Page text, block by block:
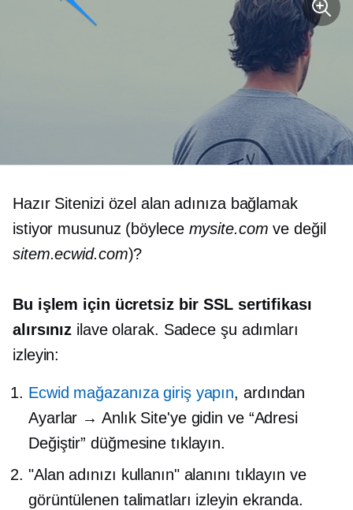
Hazır Sitenizi özel alan adınıza bağlamak
istiyor musunuz (böylece mysite.com ve değil
sitem.ecwid.com)?
Bu işlem için ücretsiz bir SSL sertifikası
alırsınız ilave olarak. Sadece şu adımları
izleyin:
Ecwid mağazanıza giriş yapın, ardından
Ayarlar → Anlık Site'ye gidin ve “Adresi
Değiştir” düğmesine tıklayın.
"Alan adınızı kullanın" alanını tıklayın ve
görüntülenen talimatları izleyin ekranda.